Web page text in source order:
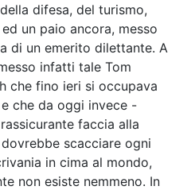
difesa, del turismo,
un paio ancora, messo
di un emerito dilettante. A
infatti tale Tom
che fino ieri si occupava
che da oggi invece -
faccia alla
scacciare ogni
in cima al mondo,
non esiste nemmeno. In